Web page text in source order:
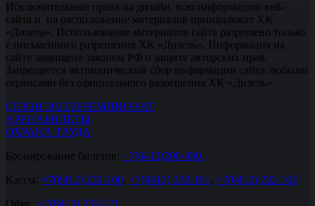
Исключительные права на дизайн, всю информацию веб-
сайта и на расположение материалов принадлежат ХК
«Дизель». Использование материалов сайта разрешено только
с письменного разрешения ХК «Дизель». Информация на
сайте защищена законом РФ о защите авторских прав.
Запрещается автоматический сбор информации сайта любыми
сервисами без официального разрешения ХК «Дизель»
СЕЗОН 2025/26ЧЕМПИОНАТ
АРЕНАБИЛЕТЫ
ОХРАНА ТРУДА
Бронирование билетов: +7(8412)200-450.
Кассы: +7(8412) 232-160, +7(8412) 232-161 , +7(8412) 232-162